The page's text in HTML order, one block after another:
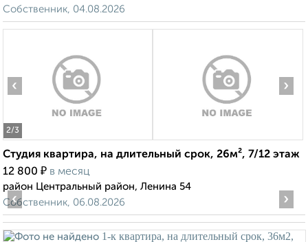
Собственник, 04.08.2026
2/3
‹ ›
Студия квартира, на длительный срок, 26м², 7/12 этаж
12 800 ₽ в месяц
район Центральный район, Ленина 54
Собственник, 06.08.2026
‹ ›